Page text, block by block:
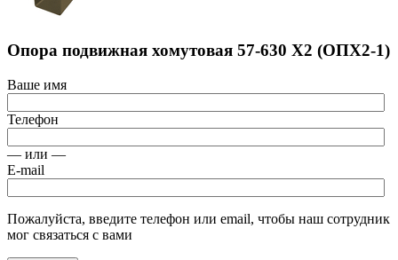
Опора подвижная хомутовая 57-630 Х2 (ОПХ2-1)
Ваше имя
Телефон
— или —
E-mail
Пожалуйста, введите телефон или email, чтобы наш сотрудник
мог связаться с вами